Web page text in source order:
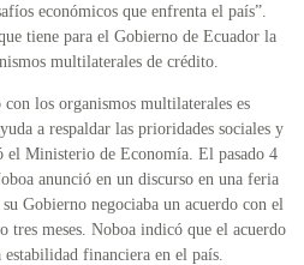
económicos que enfrenta el país”.
tiene para el Gobierno de Ecuador la
multilaterales de crédito.
los organismos multilaterales es
a respaldar las prioridades sociales y
el Ministerio de Economía. El pasado 4
anunció en un discurso en una feria
Gobierno negociaba un acuerdo con el
tres meses. Noboa indicó que el acuerdo
financiera en el país.